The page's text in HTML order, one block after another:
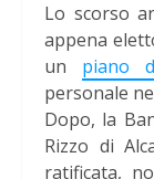
Lo scorso
appena
un piano
personale
Dopo, la
Rizzo di
ratificata,